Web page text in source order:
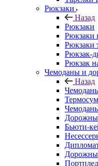
Рюкзаки
Назад
Рюкзаки
Рюкзаки
Рюкзаки
Рюкзак-
Рюкзак
Чемоданы и
Назад
Бьюти-